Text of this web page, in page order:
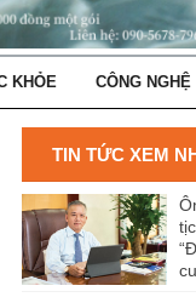
KHỎE CÔNG NGHỆ
TIN TỨC XEM